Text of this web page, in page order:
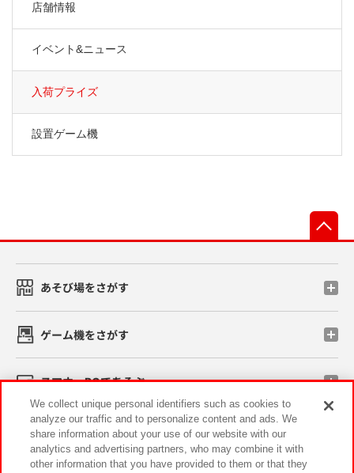
店舗情報
イベント&ニュース
入荷プライズ
設置ゲーム機
あそび場をさがす
ゲーム機をさがす
スマホ・PCであそぶ
イベント・キャンペーン
We collect unique personal identifiers such as cookies to
analyze our traffic and to personalize content and ads. We
share information about your use of our website with our
analytics and advertising partners, who may combine it with
other information that you have provided to them or that they